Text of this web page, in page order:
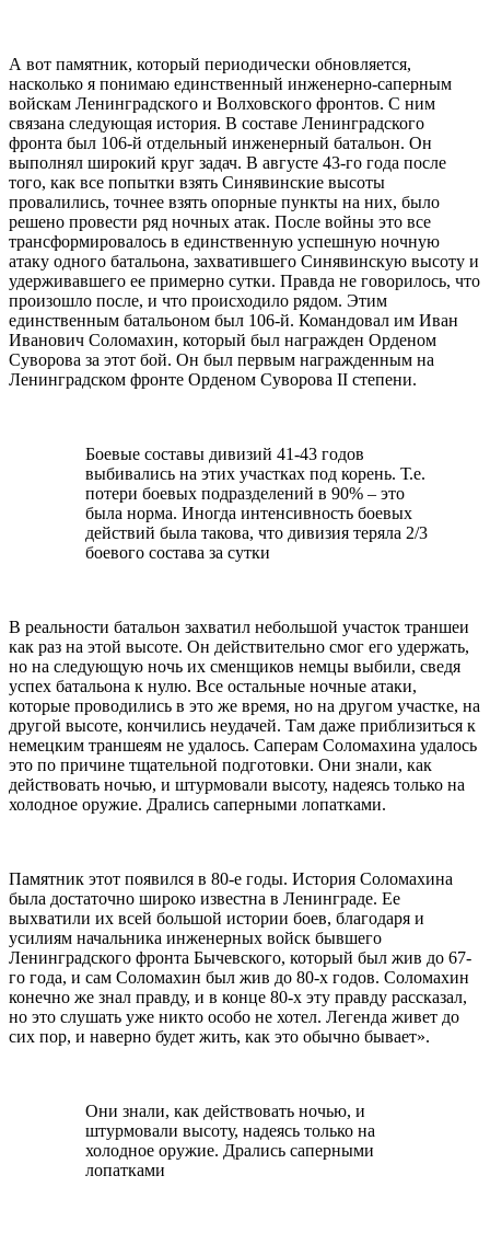
А вот памятник, который периодически обновляется,
насколько я понимаю единственный инженерно-саперным
войскам Ленинградского и Волховского фронтов. С ним
связана следующая история. В составе Ленинградского
фронта был 106-й отдельный инженерный батальон. Он
выполнял широкий круг задач. В августе 43-го года после
того, как все попытки взять Синявинские высоты
провалились, точнее взять опорные пункты на них, было
решено провести ряд ночных атак. После войны это все
трансформировалось в единственную успешную ночную
атаку одного батальона, захватившего Синявинскую высоту и
удерживавшего ее примерно сутки. Правда не говорилось, что
произошло после, и что происходило рядом. Этим
единственным батальоном был 106-й. Командовал им Иван
Иванович Соломахин, который был награжден Орденом
Суворова за этот бой. Он был первым награжденным на
Ленинградском фронте Орденом Суворова II степени.
Боевые составы дивизий 41-43 годов
выбивались на этих участках под корень. Т.е.
потери боевых подразделений в 90% – это
была норма. Иногда интенсивность боевых
действий была такова, что дивизия теряла 2/3
боевого состава за сутки
В реальности батальон захватил небольшой участок траншеи
как раз на этой высоте. Он действительно смог его удержать,
но на следующую ночь их сменщиков немцы выбили, сведя
успех батальона к нулю. Все остальные ночные атаки,
которые проводились в это же время, но на другом участке, на
другой высоте, кончились неудачей. Там даже приблизиться к
немецким траншеям не удалось. Саперам Соломахина удалось
это по причине тщательной подготовки. Они знали, как
действовать ночью, и штурмовали высоту, надеясь только на
холодное оружие. Дрались саперными лопатками.
Памятник этот появился в 80-е годы. История Соломахина
была достаточно широко известна в Ленинграде. Ее
выхватили их всей большой истории боев, благодаря и
усилиям начальника инженерных войск бывшего
Ленинградского фронта Бычевского, который был жив до 67-
го года, и сам Соломахин был жив до 80-х годов. Соломахин
конечно же знал правду, и в конце 80-х эту правду рассказал,
но это слушать уже никто особо не хотел. Легенда живет до
сих пор, и наверно будет жить, как это обычно бывает».
Они знали, как действовать ночью, и
штурмовали высоту, надеясь только на
холодное оружие. Дрались саперными
лопатками